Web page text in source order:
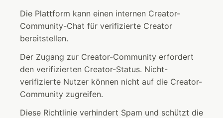
Die Plattform kann einen internen Creator-
Community-Chat für verifizierte Creator
bereitstellen.
Der Zugang zur Creator-Community erfordert
den verifizierten Creator-Status. Nicht-
verifizierte Nutzer können nicht auf die Creator-
Community zugreifen.
Diese Richtlinie verhindert Spam und schützt die